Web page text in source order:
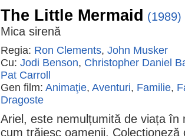
The Little Mermaid (1989)
Mica sirenă
Regia: Ron Clements, John Musker
Cu: Jodi Benson, Christopher Daniel
Pat Carroll
Gen film: Animaţie, Aventuri, Familie,
Dragoste
Ariel, este nemulțumită de viața în
cum trăiesc oamenii. Colecționeză